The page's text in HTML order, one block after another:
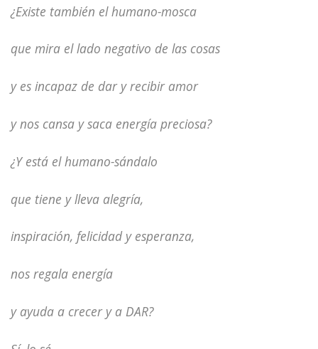
¿Existe también el humano-mosca
que mira el lado negativo de las cosas
y es incapaz de dar y recibir amor
y nos cansa y saca energía preciosa?
¿Y está el humano-sándalo
que tiene y lleva alegría,
inspiración, felicidad y esperanza,
nos regala energía
y ayuda a crecer y a DAR?